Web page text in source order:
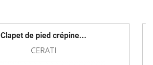
Clapet de pied crépine...
CERATI